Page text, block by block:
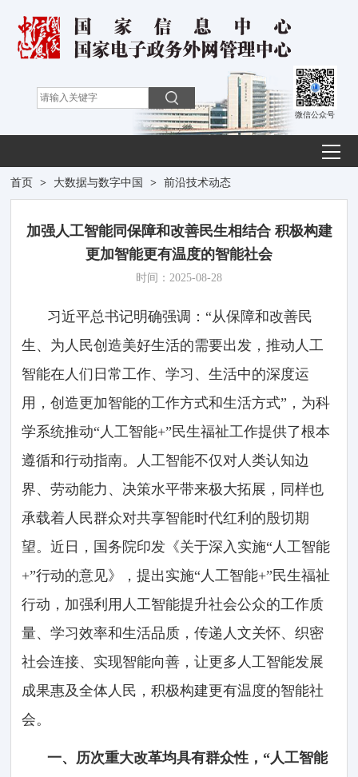
微信公众号
首页 > 大数据与数字中国 > 前沿技术动态
加强人工智能同保障和改善民生相结合 积极构建
更加智能更有温度的智能社会
时间：2025-08-28
习近平总书记明确强调：“从保障和改善民
生、为人民创造美好生活的需要出发，推动人工
智能在人们日常工作、学习、生活中的深度运
用，创造更加智能的工作方式和生活方式”，为科
学系统推动“人工智能+”民生福祉工作提供了根本
遵循和行动指南。人工智能不仅对人类认知边
界、劳动能力、决策水平带来极大拓展，同样也
承载着人民群众对共享智能时代红利的殷切期
望。近日，国务院印发《关于深入实施“人工智能
+”行动的意见》，提出实施“人工智能+”民生福祉
行动，加强利用人工智能提升社会公众的工作质
量、学习效率和生活品质，传递人文关怀、织密
社会连接、实现智能向善，让更多人工智能发展
成果惠及全体人民，积极构建更有温度的智能社
会。
一、历次重大改革均具有群众性，“人工智能